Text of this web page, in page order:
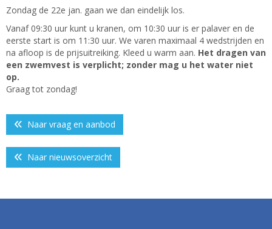
Zondag de 22e jan. gaan we dan eindelijk los.
Vanaf 09:30 uur kunt u kranen, om 10:30 uur is er palaver en de
eerste start is om 11:30 uur. We varen maximaal 4 wedstrijden en
na afloop is de prijsuitreiking. Kleed u warm aan. Het dragen van
een zwemvest is verplicht; zonder mag u het water niet
op.
Graag tot zondag!
Naar vraag en aanbod
Naar nieuwsoverzicht